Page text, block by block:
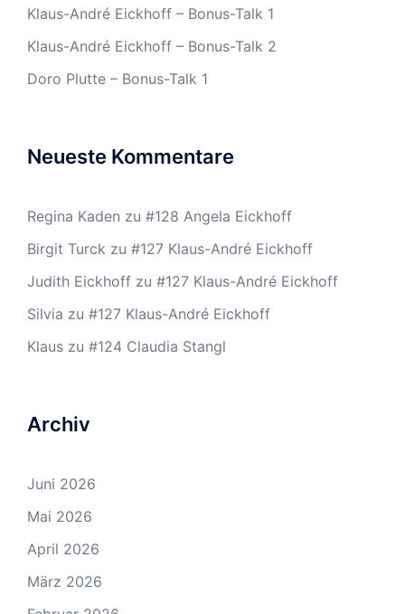
Klaus-André Eickhoff – Bonus-Talk 1
Klaus-André Eickhoff – Bonus-Talk 2
Doro Plutte – Bonus-Talk 1
Neueste Kommentare
Regina Kaden zu #128 Angela Eickhoff
Birgit Turck zu #127 Klaus-André Eickhoff
Judith Eickhoff zu #127 Klaus-André Eickhoff
Silvia zu #127 Klaus-André Eickhoff
Klaus zu #124 Claudia Stangl
Archiv
Juni 2026
Mai 2026
April 2026
März 2026